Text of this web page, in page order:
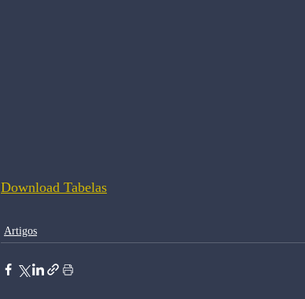
Download Tabelas
Artigos